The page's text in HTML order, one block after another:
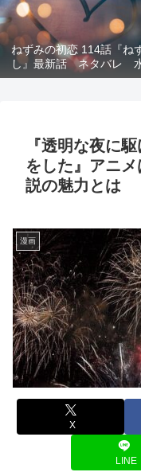
ねずみの初恋 114話『ね
し』最新話 ネタバレ
亡 鯆を殺すか
『透明な夜に
をした』アニ
説の魅力とは
漫画
X
LINE